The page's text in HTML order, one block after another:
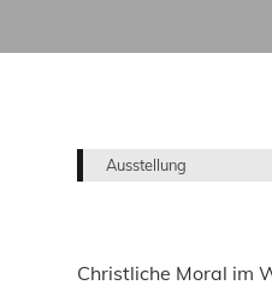
Ausstellung
Christliche Moral im